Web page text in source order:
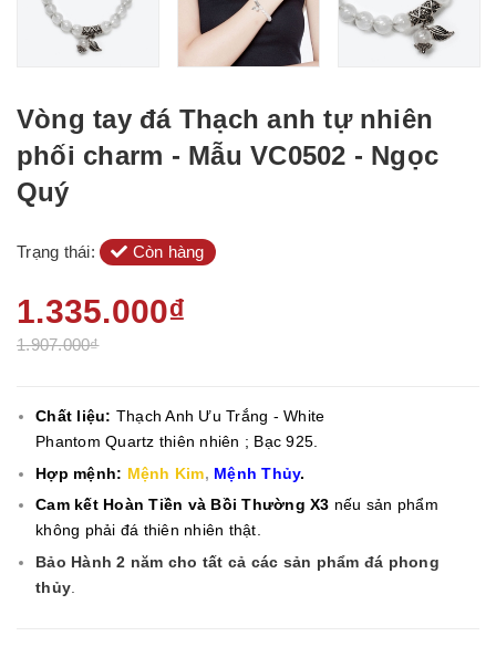
Vòng tay đá Thạch anh tự nhiên
phối charm - Mẫu VC0502 - Ngọc
Quý
Trạng thái: Còn hàng
1.335.000₫
1.907.000₫
Chất liệu: Thạch Anh Ưu Trắng - White
Phantom Quartz thiên nhiên ; Bạc 925.
Hợp mệnh: Mệnh Kim, Mệnh Thủy.
Cam kết Hoàn Tiền và Bồi Thường X3 nếu sản phẩm
không phải đá thiên nhiên thật.
Bảo Hành 2 năm cho tất cả các sản phẩm đá phong
thủy